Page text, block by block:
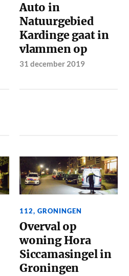
Auto in
Natuurgebied
Kardinge gaat in
vlammen op
31 december 2019
112,GRONINGEN
Overval op
woning Hora
Siccamasingel in
Groningen